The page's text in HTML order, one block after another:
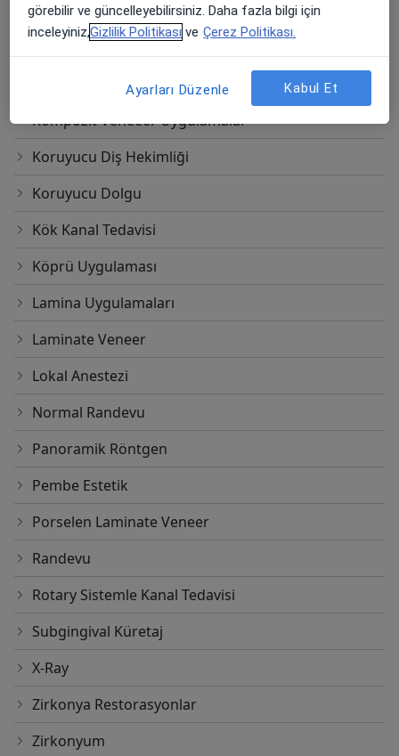
Estetik Diş Hekimliği Uygulamaları
Gömülü Diş Çekimi
Gülüş Tasarımı
Kompozit Veneeer Uygulamalar
Koruyucu Diş Hekimliği
Koruyucu Dolgu
Kök Kanal Tedavisi
Köprü Uygulaması
Lamina Uygulamaları
Laminate Veneer
Lokal Anestezi
Normal Randevu
Panoramik Röntgen
Pembe Estetik
Porselen Laminate Veneer
Randevu
Rotary Sistemle Kanal Tedavisi
Subgingival Küretaj
X-Ray
Zirkonya Restorasyonlar
Zirkonyum
görebilir ve güncelleyebilirsiniz. Daha fazla bilgi için
inceleyiniz,Gizlilik Politikası ve Çerez Politikası.
Ayarları Düzenle Kabul Et